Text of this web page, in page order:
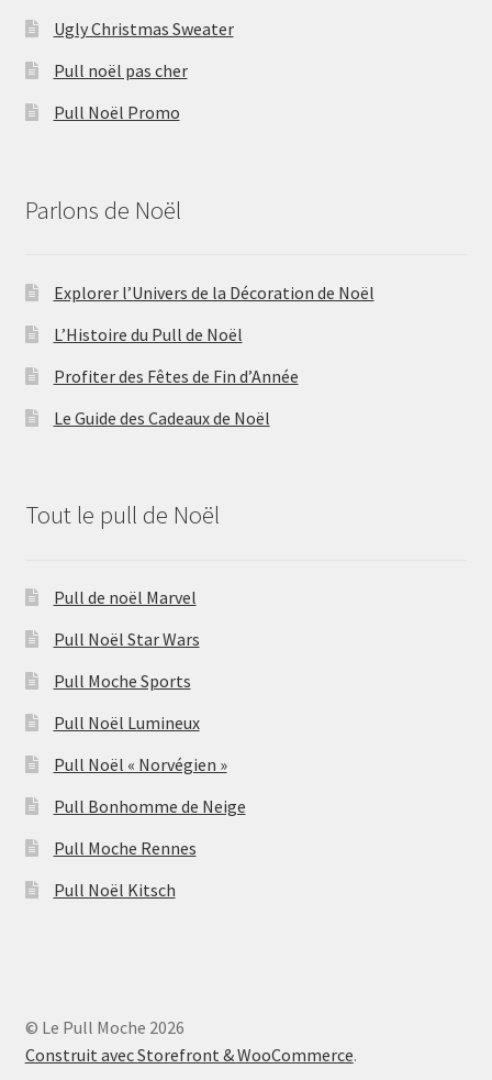
Ugly Christmas Sweater
Pull noël pas cher
Pull Noël Promo
Parlons de Noël
Explorer l’Univers de la Décoration de Noël
L’Histoire du Pull de Noël
Profiter des Fêtes de Fin d’Année
Le Guide des Cadeaux de Noël
Tout le pull de Noël
Pull de noël Marvel
Pull Noël Star Wars
Pull Moche Sports
Pull Noël Lumineux
Pull Noël « Norvégien »
Pull Bonhomme de Neige
Pull Moche Rennes
Pull Noël Kitsch
© Le Pull Moche 2026
Construit avec Storefront & WooCommerce.